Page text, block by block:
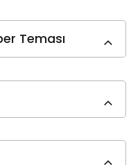
Teması